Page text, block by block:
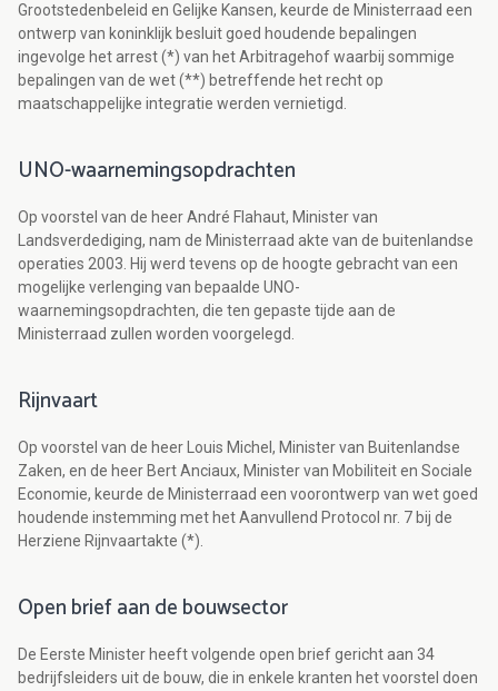
Grootstedenbeleid en Gelijke Kansen, keurde de Ministerraad een
ontwerp van koninklijk besluit goed houdende bepalingen
ingevolge het arrest (*) van het Arbitragehof waarbij sommige
bepalingen van de wet (**) betreffende het recht op
maatschappelijke integratie werden vernietigd.
UNO-waarnemingsopdrachten
Op voorstel van de heer André Flahaut, Minister van
Landsverdediging, nam de Ministerraad akte van de buitenlandse
operaties 2003. Hij werd tevens op de hoogte gebracht van een
mogelijke verlenging van bepaalde UNO-
waarnemingsopdrachten, die ten gepaste tijde aan de
Ministerraad zullen worden voorgelegd.
Rijnvaart
Op voorstel van de heer Louis Michel, Minister van Buitenlandse
Zaken, en de heer Bert Anciaux, Minister van Mobiliteit en Sociale
Economie, keurde de Ministerraad een voorontwerp van wet goed
houdende instemming met het Aanvullend Protocol nr. 7 bij de
Herziene Rijnvaartakte (*).
Open brief aan de bouwsector
De Eerste Minister heeft volgende open brief gericht aan 34
bedrijfsleiders uit de bouw, die in enkele kranten het voorstel doen